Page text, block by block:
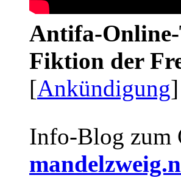
Antifa-
Fiktion der
[Ankündigung
Info-Blog zum